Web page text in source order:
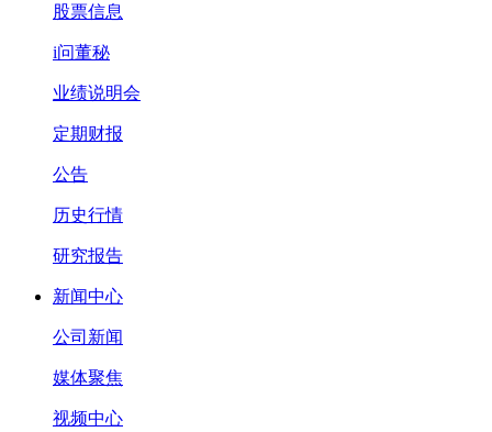
股票信息
i问董秘
业绩说明会
定期财报
公告
历史行情
研究报告
新闻中心
公司新闻
媒体聚焦
视频中心